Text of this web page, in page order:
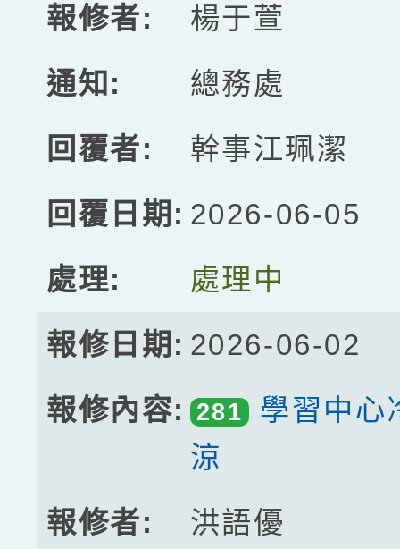
楊于萱
總務處
幹事江珮潔
2026-06-05
處理中
2026-06-02
281
學習中心
涼
洪語優